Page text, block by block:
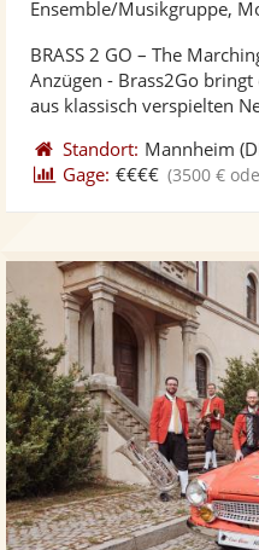
BRASS 2 GO – The
Anzügen - Brass2Go
aus klassisch verspielten
Standort: Mannheim
Gage: €€€€ (3500 €